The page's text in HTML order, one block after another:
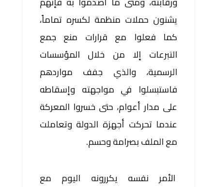
يشنون حملات منظمة لكسره تماماً،
كما فعلوا مع قرارات منع جمع
التبرعات إلا من خلال المؤسسات
الرسمية، والذي جفف مواردهم
فاستبسلوا في مواجهته وإسقاطه
على مدار أعوام، حتى خسروا المعركة
عندما تحركت أجهزة الدولة وتعاملت
مع الملف بصرامة وحسم.
الأمر نفسه يكررونه اليوم مع